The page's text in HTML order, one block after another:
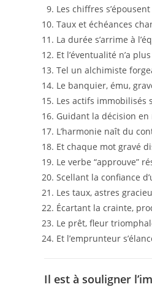
Les chiffres
Taux et échéances
La durée s’arrime à
Et l’éventualité n’a
Tel un alchimiste
Le banquier, ému,
Les actifs immobilisés
Guidant la décision
L’harmonie naît du
Et chaque mot gravé
Le verbe “approuve”
Scellant la confiance
Les taux, astres
Écartant la crainte,
Le prêt, fleur
Et l’emprunteur
Il est à souligner